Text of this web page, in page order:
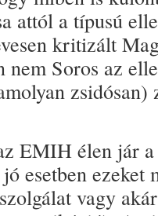
attól a típusú
kritizált
Soros az
EMIH élen jár a
esetben ezeket
vagy